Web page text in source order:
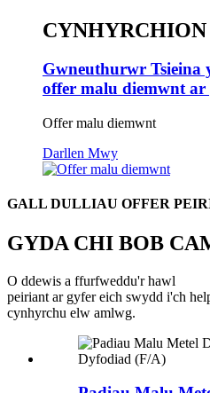
CYNHYRCHION
Gwneuthurwr Tsieina
offer malu diemwnt
Offer malu diemwnt
Darllen Mwy
GALL DULLIAU OFFER
GYDA CHI BOB
O ddewis a ffurfweddu'r hawl
peiriant ar gyfer eich swydd i'ch
cynhyrchu elw amlwg.